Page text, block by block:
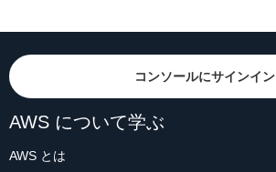
コンソールにサインイン
AWS について学ぶ
AWS とは